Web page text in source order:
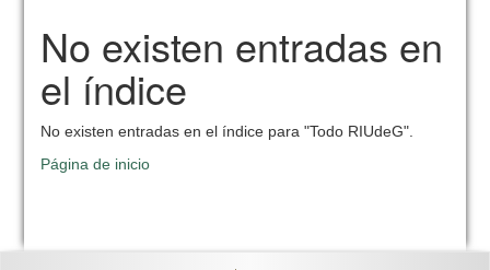
No existen entradas en
el índice
No existen entradas en el índice para "Todo RIUdeG".
Página de inicio